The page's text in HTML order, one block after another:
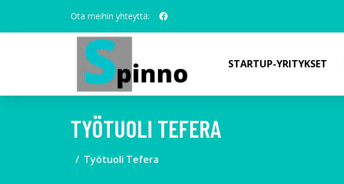
Ota meihin yhteyttä:
STARTUP-YRITYKSET
TYÖTUOLI TEFERA
Työtuoli Tefera